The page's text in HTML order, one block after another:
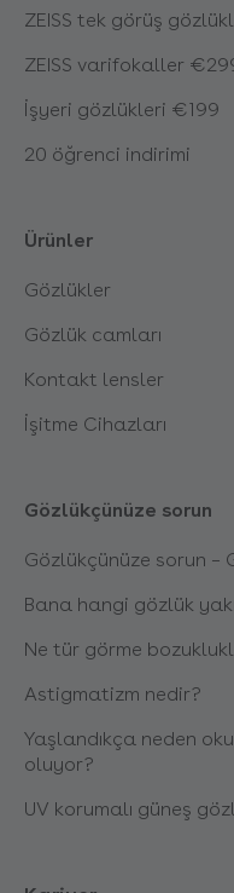
ZEISS tek görüş
ZEISS varifokaller
İşyeri gözlükleri €199
20 öğrenci indirimi
Ürünler
Gözlükler
Gözlük camları
Kontakt lensler
İşitme Cihazları
Gözlükçünüze sorun
Gözlükçünüze sorun –
Bana hangi gözlük
Ne tür görme
Astigmatizm nedir?
Yaşlandıkça neden
oluyor?
UV korumalı güneş